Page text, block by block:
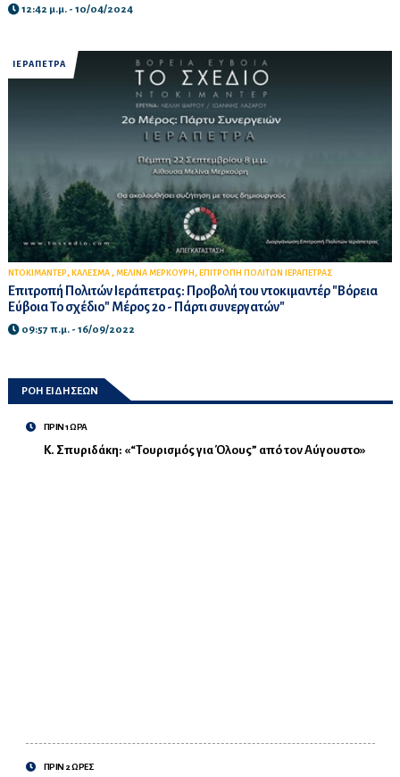
12:42 μ.μ. - 10/04/2024
ΙΕΡΑΠΕΤΡΑ
ΝΤΟΚΙΜΑΝΤΕΡ, ΚΑΛΕΣΜΑ , ΜΕΛΙΝΑ ΜΕΡΚΟΥΡΗ , ΕΠΙΤΡΟΠΗ ΠΟΛΙΤΩΝ ΙΕΡΑΠΕΤΡΑΣ
Επιτροπή Πολιτών Ιεράπετρας: Προβολή του ντοκιμαντέρ "Βόρεια
Εύβοια Το σχέδιο" Μέρος 2ο - Πάρτι συνεργατών"
09:57 π.μ. - 16/09/2022
ΡΟΗ ΕΙΔΗΣΕΩΝ
ΠΡΙΝ 1 ΩΡΑ
Κ. Σπυριδάκη: «“Τουρισμός για Όλους” από τον Αύγουστο»
ΠΡΙΝ 2 ΩΡΕΣ